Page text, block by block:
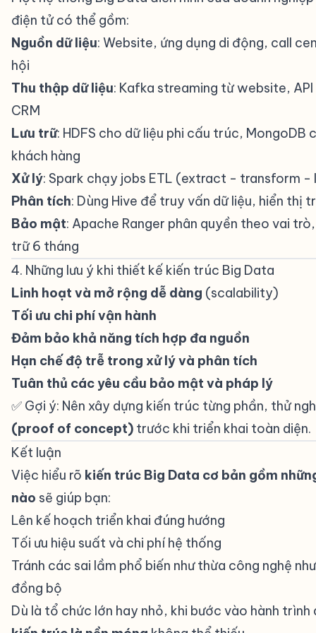
điện tử có thể gồm:
Nguồn dữ liệu: Website, ứng dụng di động, call
hội
Thu thập dữ liệu: Kafka streaming từ website,
CRM
Lưu trữ: HDFS cho dữ liệu phi cấu trúc, MongoDB
khách hàng
Xử lý: Spark chạy jobs ETL (extract - transform -
Phân tích: Dùng Hive để truy vấn dữ liệu, hiển thị
Bảo mật: Apache Ranger phân quyền theo vai
trữ 6 tháng
4. Những lưu ý khi thiết kế kiến trúc Big Data
Linh hoạt và mở rộng dễ dàng (scalability)
Tối ưu chi phí vận hành
Đảm bảo khả năng tích hợp đa nguồn
Hạn chế độ trễ trong xử lý và phân tích
Tuân thủ các yêu cầu bảo mật và pháp lý
✅ Gợi ý: Nên xây dựng kiến trúc từng phần, thử
(proof of concept) trước khi triển khai toàn diện.
Kết luận
Việc hiểu rõ kiến trúc Big Data cơ bản gồm
nào sẽ giúp bạn:
Lên kế hoạch triển khai đúng hướng
Tối ưu hiệu suất và chi phí hệ thống
Tránh các sai lầm phổ biến như thừa công nghệ
đồng bộ
Dù là tổ chức lớn hay nhỏ, khi bước vào hành trình